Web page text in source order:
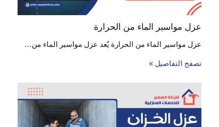
عزل مواسير الماء من الحرارة
عزل مواسير الماء من الحرارة يُعد عزل مواسير الماء من…
تصفح التفاصيل »